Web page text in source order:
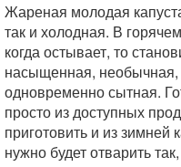
Жареная молодая
так и холодная. В
когда остывает, то
насыщенная, необычная,
одновременно сытная.
просто из доступных
приготовить и из зимней
нужно будет отварить